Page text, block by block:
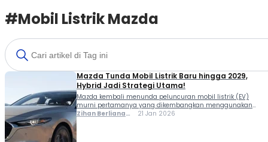
#Mobil Listrik Mazda
Mazda Tunda Mobil Listrik Baru hingga 2029,
Hybrid Jadi Strategi Utama!
Mazda kembali menunda peluncuran mobil listrik (EV)
murni pertamanya yang dikembangkan menggunakan
platform khusus. Pabrikan asal Jepang itu kini memilih
Zihan Berliana
21 Jan 2026